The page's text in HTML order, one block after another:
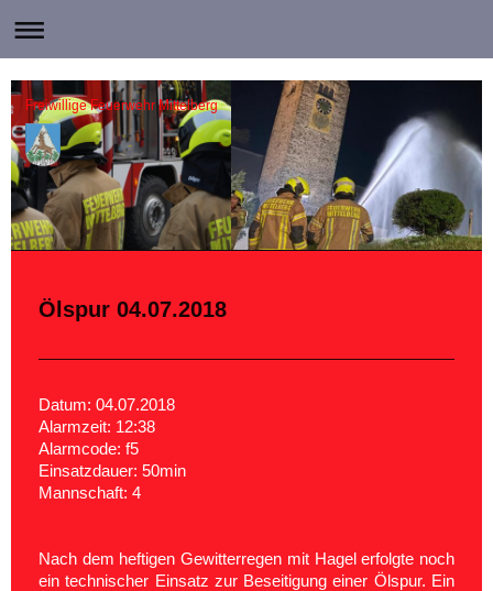
Freiwillige Feuerwehr Mittelberg
Ölspur 04.07.2018
Datum: 04.07.2018
Alarmzeit: 12:38
Alarmcode: f5
Einsatzdauer: 50min
Mannschaft: 4
Nach dem heftigen Gewitterregen mit Hagel erfolgte noch
ein technischer Einsatz zur Beseitigung einer Ölspur. Ein